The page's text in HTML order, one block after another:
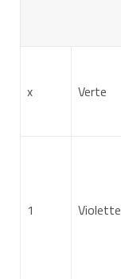
x Verte
1 Violette